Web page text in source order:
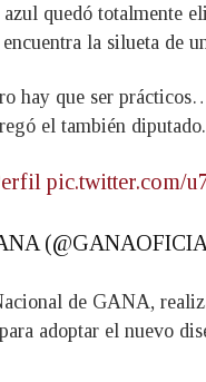
quedó totalmente
la silueta de
hay que ser
el también diputado.
pic.twitter.com/
de GANA,
adoptar el nuevo